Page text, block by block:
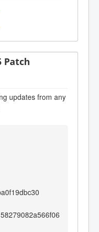
Patch
updates from any